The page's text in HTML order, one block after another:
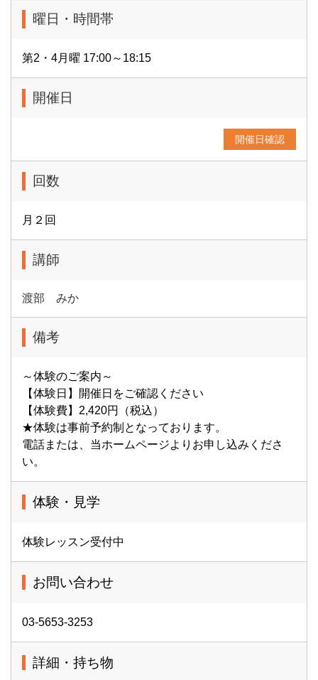
曜日・時間帯
第2・4月曜 17:00～18:15
開催日
開催日確認
回数
月２回
講師
渡部 みか
備考
～体験のご案内～
【体験日】開催日をご確認ください
【体験費】2,420円（税込）
★体験は事前予約制となっております。
電話または、当ホームページよりお申し込みくださ
い。
体験・見学
体験レッスン受付中
お問い合わせ
03-5653-3253
詳細・持ち物